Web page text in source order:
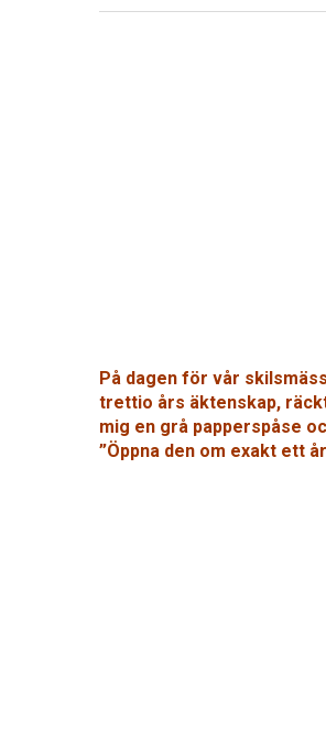
På dagen för vår
trettio års äktenskap,
mig en grå papperspåse
”Öppna den om exakt ett